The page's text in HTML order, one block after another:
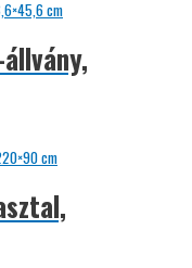
állvány,